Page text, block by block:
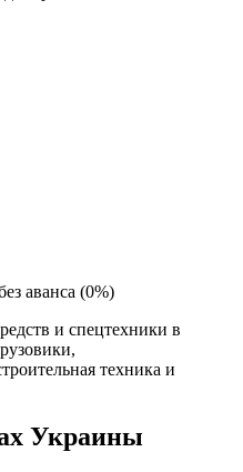
аванса (0%)
и спецтехники в
техника и
Украины